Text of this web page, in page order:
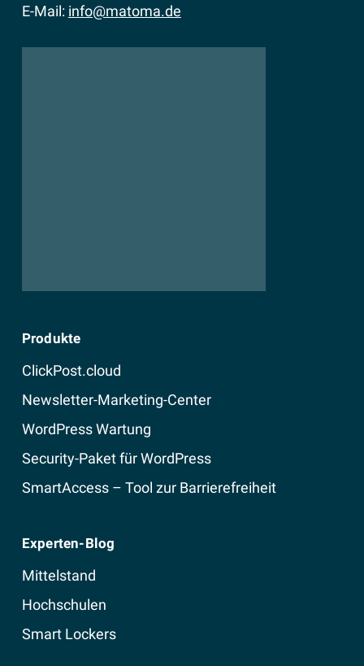
E-Mail: info@matoma.de
Produkte
ClickPost.cloud
Newsletter-Marketing-Center
WordPress Wartung
Security-Paket für WordPress
SmartAccess – Tool zur Barrierefreiheit
Experten-Blog
Mittelstand
Hochschulen
Smart Lockers